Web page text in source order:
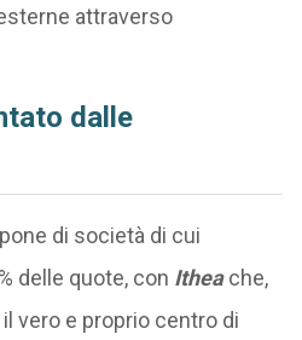
attraverso
dalle
di società di cui
delle quote, con Itheache,
vero e proprio centro di